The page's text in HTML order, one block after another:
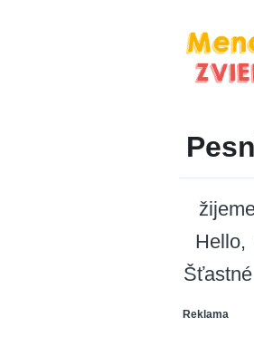
Hello
Reklama